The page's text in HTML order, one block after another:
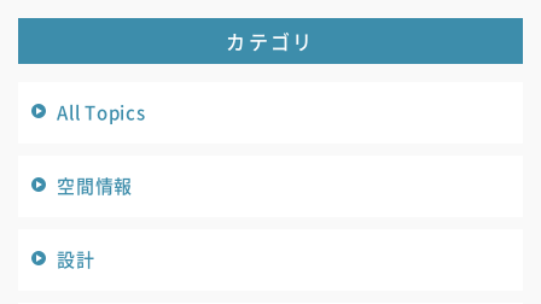
カテゴリ
All Topics
空間情報
設計